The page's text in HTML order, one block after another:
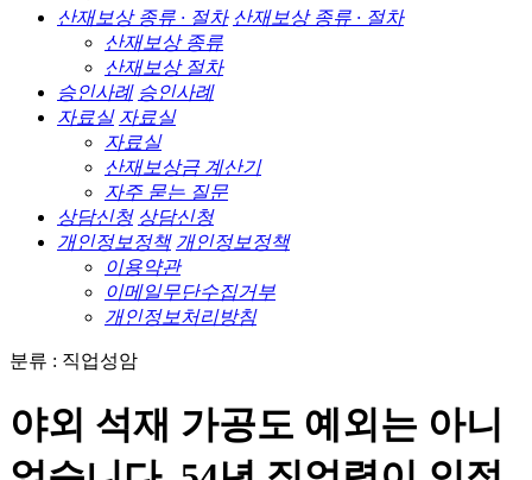
산재보상 종류 · 절차 산재보상 종류 · 절차
산재보상 종류
산재보상 절차
승인사례 승인사례
자료실 자료실
자료실
산재보상금 계산기
자주 묻는 질문
상담신청 상담신청
개인정보정책 개인정보정책
이용약관
이메일무단수집거부
개인정보처리방침
분류 : 직업성암
야외 석재 가공도 예외는 아니